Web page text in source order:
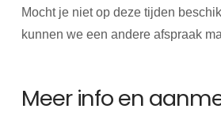
Mocht je niet op deze tijden
kunnen we een andere afspraak
Meer info en